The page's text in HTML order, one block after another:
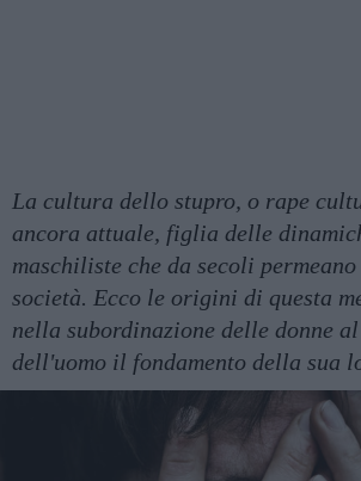
La cultura dello stupro, o rape
ancora attuale, figlia delle
maschiliste che da secoli
società. Ecco le origini di questa
nella subordinazione delle donne
dell'uomo il fondamento della sua